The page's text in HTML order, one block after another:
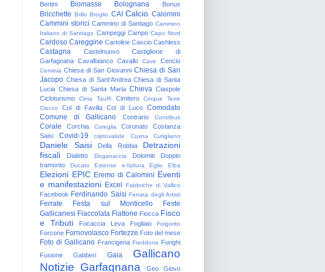
Bertini Biomasse Bolognana Bonus
Bricchette Brillo Broglio CAI Calcio Calomini
Cammini storici Cammino di Santiago Cammino
Italiano di Santiago Campeggi Campo Capo Nord
Cardoso Careggine Cartoline Cascio Cashless
Castagna Castelnuovo
Castiglione di
Garfagnana Cavalbianco Cavallo Cave Cencio
Cervinia Chiesa di San Giovanni Chiesa di San
Jacopo Chiesa di Sant'Andrea Chiesa di Santa
Lucia Chiesa di Santa Maria Chieva Ciaspole
Cicloturismo
Cima Tauffi Cimitero
Cinque Terre
Ciocco
Col di Favilla Col di Luco Comodato
Comune di Gallicano
Contrario Contributi
Corale Corchia Coreglia Coronato
Costanza
Saisi
Covid-19 criptovalute Cusna Cutigliano
Daniele Saisi Della Robbia
Detrazioni
fiscali
Dialetto Doganaccia Dolomiti
Doppio
tramonto
Ducato Estense e-fattura Eglio Elba
Elezioni EPIC Eremo di Calomini Eventi
e manifestazioni Excel Fabbriche di Vallico
Facebook Ferdinando Saisi Ferrata degli Artisti
Ferrate Festa sul Monticello
Feste
Gallicanesi Fiaccolata Fiattone Fiocca Fisco
e Tributi
Focaccia Leva Fogliaio Folgorito
Forcone Fornovolasco Fortezze Foto del mese
Foto di Gallicano Francigena Freddone Funghi
Fusione
Gabberi Gaia
Gallicano
Notizie Garfagnana Geo
Giovo